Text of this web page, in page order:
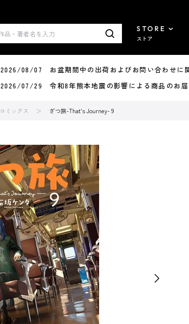
STORE
ストア
2026/08/07 お盆期間中の出荷およびお問い合わせに
2026/07/29 令和8年熊本地震の影響による商品のお届
コミックス ざつ旅-That's Journey- 9